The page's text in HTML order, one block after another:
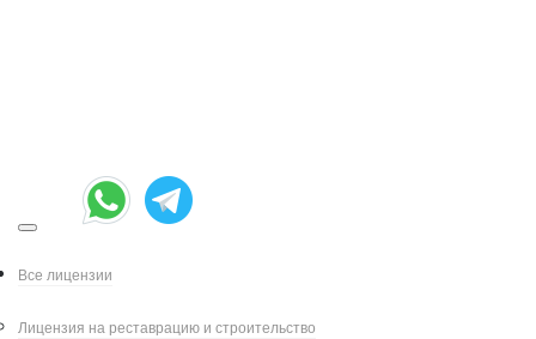
Все лицензии
Лицензия на реставрацию и строительство